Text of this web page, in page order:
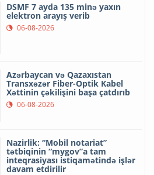
DSMF 7 ayda 135 minə yaxın
elektron arayış verib
06-08-2026
Azərbaycan və Qazaxıstan
Transxəzər Fiber-Optik Kabel
Xəttinin çəkilişini başa çatdırıb
06-08-2026
Nazirlik: “Mobil notariat”
tətbiqinin “mygov”a tam
inteqrasiyası istiqamətində işlər
davam etdirilir